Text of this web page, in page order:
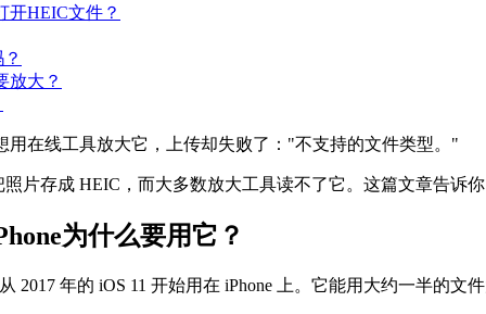
开HEIC文件？
放大？
用在线工具放大它，上传却失败了："不支持的文件类型。"
照片存成 HEIC，而大多数放大工具读不了它。这篇文章告诉
为什么要用它？
2017 年的 iOS 11 开始用在 iPhone 上。它能用大约一半的文